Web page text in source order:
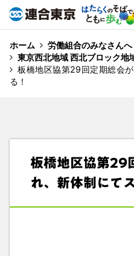
ホーム 労働組合のみなさんへ
東京西北地域 西北ブロック地
板橋地区協第29回定期総会
る！
板橋地区協第29
れ、新体制にて